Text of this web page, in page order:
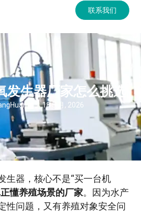
联系我们
发生器厂家怎么挑选
18 5 月, 2026
生器，核心不是“买一台机
懂养殖场景的厂家。因为水产
性问题，又有养殖对象安全问